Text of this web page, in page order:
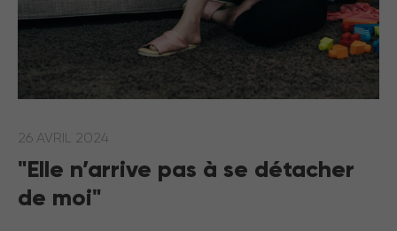
26 AVRIL 2024
"Elle n’arrive pas à se détacher
de moi"